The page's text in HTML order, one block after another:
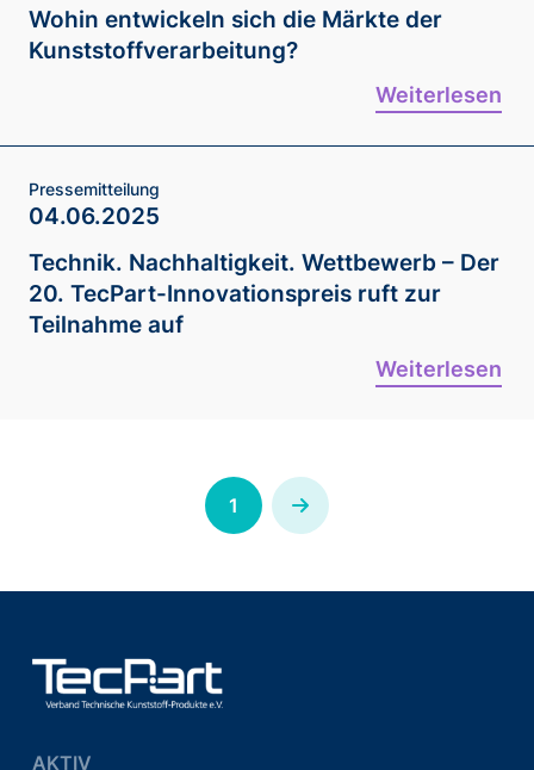
Wohin entwickeln sich die Märkte der
Kunststoffverarbeitung?
Weiterlesen
Pressemitteilung
04.06.2025
Technik. Nachhaltigkeit. Wettbewerb – Der
20. TecPart-Innovationspreis ruft zur
Teilnahme auf
Weiterlesen
1 Next
AKTIV